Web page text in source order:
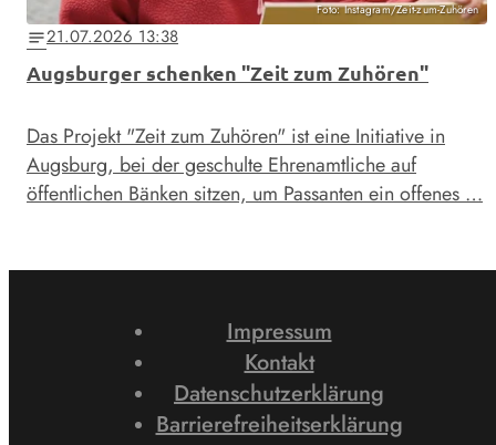
Foto: Instagram/Zeit-zum-Zuhören
notes21.07.2026 13:38
Augsburger schenken "Zeit zum Zuhören"
Das Projekt "Zeit zum Zuhören" ist eine Initiative in
Augsburg, bei der geschulte Ehrenamtliche auf
öffentlichen Bänken sitzen, um Passanten ein offenes …
Impressum
Kontakt
Datenschutzerklärung
Barrierefreiheitserklärung